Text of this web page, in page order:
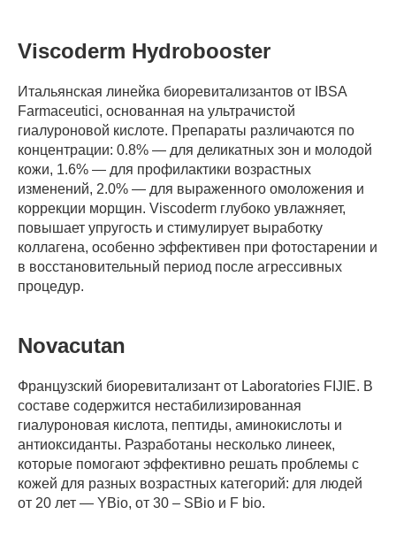
Viscoderm Hydrobooster
Итальянская линейка биоревитализантов от IBSA
Farmaceutici, основанная на ультрачистой
гиалуроновой кислоте. Препараты различаются по
концентрации: 0.8% — для деликатных зон и молодой
кожи, 1.6% — для профилактики возрастных
изменений, 2.0% — для выраженного омоложения и
коррекции морщин. Viscoderm глубоко увлажняет,
повышает упругость и стимулирует выработку
коллагена, особенно эффективен при фотостарении и
в восстановительный период после агрессивных
процедур.
Novacutan
Французский биоревитализант от Laboratories FIJIE. В
составе содержится нестабилизированная
гиалуроновая кислота, пептиды, аминокислоты и
антиоксиданты. Разработаны несколько линеек,
которые помогают эффективно решать проблемы с
кожей для разных возрастных категорий: для людей
от 20 лет — YBio, от 30 – SBio и F bio.